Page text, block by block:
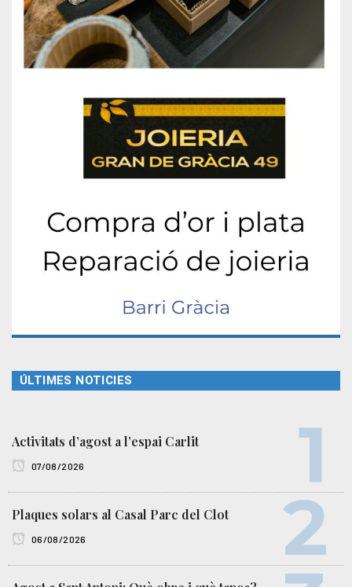
ÚLTIMES NOTICIES
Activitats d’agost a l’espai Carlit
07/08/2026
Plaques solars al Casal Parc del Clot
06/08/2026